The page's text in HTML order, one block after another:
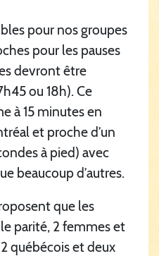
pour nos groupes
pour les pauses
devront être
ou 18h). Ce
à 15 minutes en
et proche d’un
à pied) avec
beaucoup d’autres.
que les
parité, 2 femmes et
québécois et deux